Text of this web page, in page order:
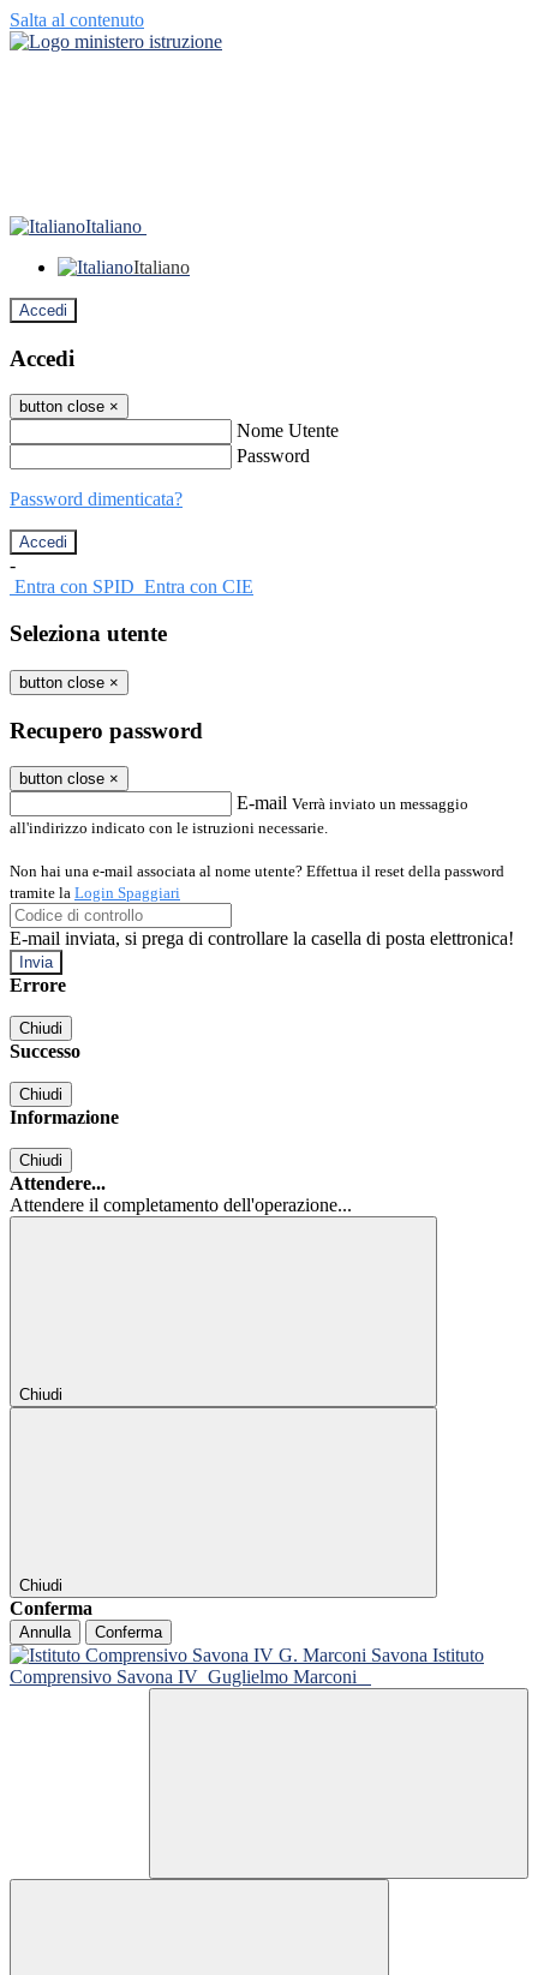
Salta al contenuto
Italiano
Italiano
Accedi
Accedi
button close ×
Nome Utente
Password
Password dimenticata?
-
Entra con SPID Entra con CIE
Seleziona utente
button close ×
Recupero password
button close ×
E-mail Verrà inviato un messaggio
all'indirizzo indicato con le istruzioni necessarie.
Non hai una e-mail associata al nome utente? Effettua il reset della password
tramite la Login Spaggiari
E-mail inviata, si prega di controllare la casella di posta elettronica!
Errore
Chiudi
Successo
Chiudi
Informazione
Chiudi
Attendere...
Attendere il completamento dell'operazione...
Chiudi
Chiudi
Conferma
Annulla Conferma
Istituto
Comprensivo Savona IV Guglielmo Marconi